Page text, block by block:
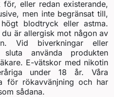
eller redan existerande,
men inte begränsat till,
blodtryck eller astma.
är allergisk mot någon av
Vid biverkningar eller
sluta använda produkten
E-vätskor med nikotin
under 18 år. Våra
för rökavvänjning och har
sådana.